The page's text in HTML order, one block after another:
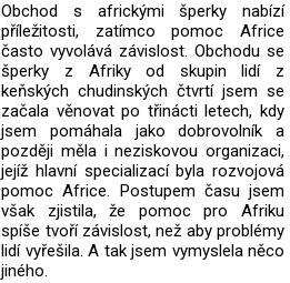
Obchod s africkými šperky nabízí
příležitosti, zatímco pomoc Africe
často vyvolává závislost. Obchodu se
šperky z Afriky od skupin lidí z
keňských chudinských čtvrtí jsem se
začala věnovat po třinácti letech, kdy
jsem pomáhala jako dobrovolník a
později měla i neziskovou organizaci,
jejíž hlavní specializací byla rozvojová
pomoc Africe. Postupem času jsem
však zjistila, že pomoc pro Afriku
spíše tvoří závislost, než aby problémy
lidí vyřešila. A tak jsem vymyslela něco
jiného.